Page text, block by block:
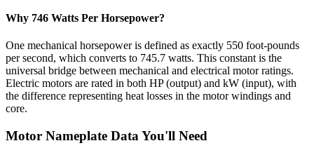
Why 746 Watts Per Horsepower?
One mechanical horsepower is defined as exactly 550 foot-pounds
per second, which converts to 745.7 watts. This constant is the
universal bridge between mechanical and electrical motor ratings.
Electric motors are rated in both HP (output) and kW (input), with
the difference representing heat losses in the motor windings and
core.
Motor Nameplate Data You'll Need